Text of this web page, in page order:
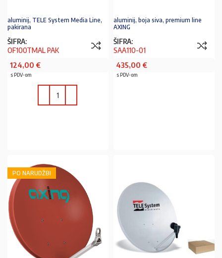
aluminij, TELE System Media Line,
pakirana
ŠIFRA:
OF100TMAL PAK
124,00 €
s PDV-om
aluminij, boja siva, premium line
AXING
ŠIFRA:
SAA110-01
435,00 €
s PDV-om
PO NARUDŽBI